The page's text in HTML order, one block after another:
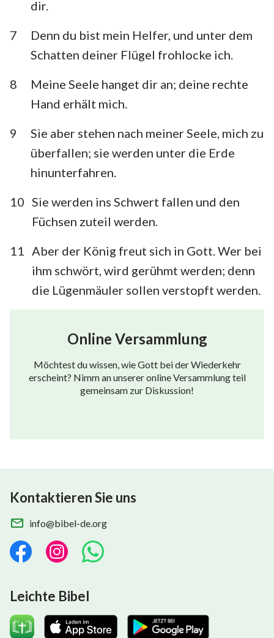
64
65 66 67 68 69
70
74
78
79 80 81 82 83
84
85
86 87
92
93 94 95 96 97
98
99
100 101 102 103 104
105
113
114 115 116 117 118
119
127
128 129 130 131 132
133
134
135 136 137 138 139
140
dir.
7
Denn du bist mein Helfer, und unter dem
Schatten deiner Flügel frohlocke ich.
8
Meine Seele hanget dir an; deine rechte
Hand erhält mich.
9
Sie aber stehen nach meiner Seele, mich zu
überfallen; sie werden unter die Erde
hinunterfahren.
10 Sie werden ins Schwert fallen und den
Füchsen zuteil werden.
11
Aber der König freut sich in Gott. Wer bei
ihm schwört, wird gerühmt werden; denn
die Lügenmäuler sollen verstopft werden.
Online Versammlung
Möchtest du wissen, wie Gott bei der Wiederkehr
erscheint? Nimm an unserer online Versammlung teil
gemeinsam zur Diskussion!
Kontaktieren Sie uns
info@bibel-de.org
Leichte Bibel